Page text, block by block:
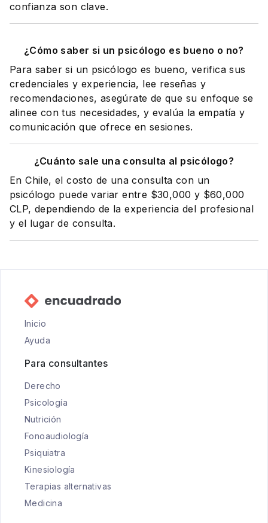
confianza son clave.
¿Cómo saber si un psicólogo es bueno o no?
Para saber si un psicólogo es bueno, verifica sus
credenciales y experiencia, lee reseñas y
recomendaciones, asegúrate de que su enfoque se
alinee con tus necesidades, y evalúa la empatía y
comunicación que ofrece en sesiones.
¿Cuánto sale una consulta al psicólogo?
En Chile, el costo de una consulta con un
psicólogo puede variar entre $30,000 y $60,000
CLP, dependiendo de la experiencia del profesional
y el lugar de consulta.
Inicio
Ayuda
Para consultantes
Derecho
Psicología
Nutrición
Fonoaudiología
Psiquiatra
Kinesiología
Terapias alternativas
Medicina